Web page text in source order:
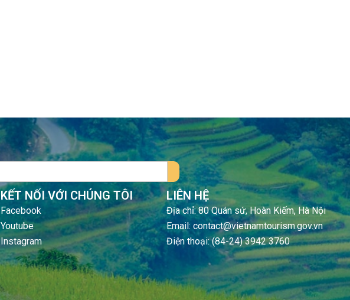
KẾT NỐI VỚI CHÚNG TÔI
Facebook
Youtube
Instagram
LIÊN HỆ
Địa chỉ: 80 Quán sứ, Hoàn Kiếm, Hà Nội
Email: contact@vietnamtourism.gov.vn
Điện thoại: (84-24) 3942 3760